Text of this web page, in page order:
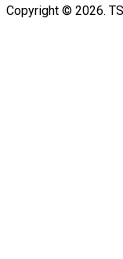
Copyright © 2026.